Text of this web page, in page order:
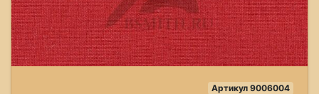
Артикул 9006004